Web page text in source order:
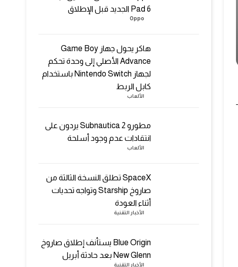
Pad 6 الجديد قبل الإطلاق
Oppo
هاكر يحول جهاز Game Boy
Advance الأصلي إلى وحدة تحكم
لجهاز Nintendo Switch باستخدام
كابل الربط
الألعاب
مطورو Subnautica 2 يردون على
انتقادات عدم وجود أسلحة
الألعاب
SpaceX تطلق النسخة الثالثة من
صاروخ Starship وتواجه تحديات
أثناء العودة
الأخبار التقنية
Blue Origin يستأنف إطلاق صاروخ
New Glenn بعد حادثة أبريل
الأخبار التقنية